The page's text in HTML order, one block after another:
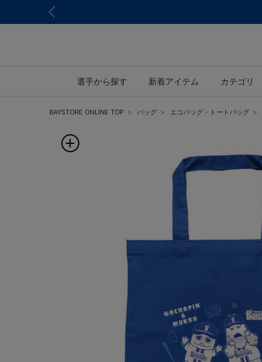
選手から探す 新着アイテム カテゴリ
BAYSTORE ONLINE TOP バッグ エコバッグ・トートバッグ